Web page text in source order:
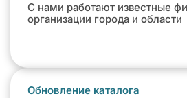
С нами работают известные
организации города и области
Обновление каталога